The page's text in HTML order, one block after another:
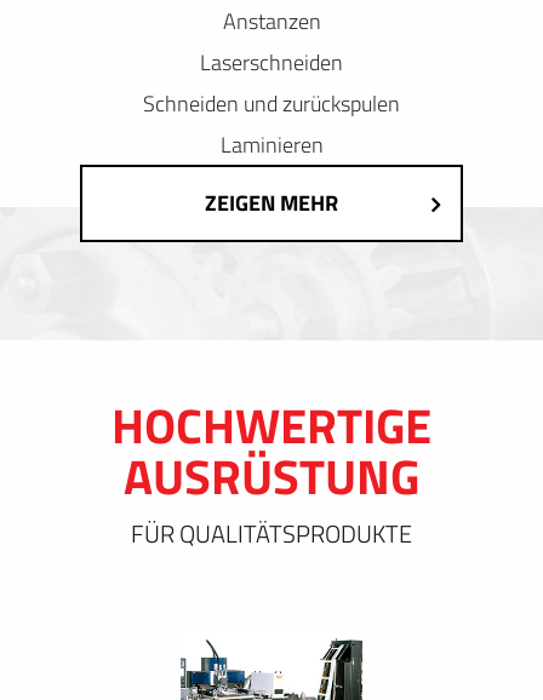
Anstanzen
Laserschneiden
Schneiden und zurückspulen
Laminieren
ZEIGEN MEHR
HOCHWERTIGE
AUSRÜSTUNG
FÜR QUALITÄTSPRODUKTE